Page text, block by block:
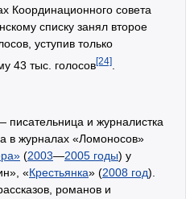
Координационного совета
списку занял второе
уступив только
43 тыс. голосов[24]
и журналистка
в журналах «Ломоносов»
(2003—2005 годы) у
«Крестьянка» (2008 год).
романов и